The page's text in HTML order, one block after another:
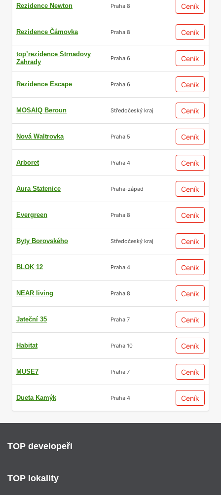
Rezidence Newton Praha 8 Ceník
Rezidence Čámovka Praha 8 Ceník
top’rezidence Strnadovy
Zahrady
Praha 6 Ceník
Rezidence Escape Praha 6 Ceník
MOSAIQ Beroun Středočeský kraj Ceník
Nová Waltrovka Praha 5 Ceník
Arboret Praha 4 Ceník
Aura Statenice Praha-západ Ceník
Evergreen Praha 8 Ceník
Byty Borovského Středočeský kraj Ceník
BLOK 12 Praha 4 Ceník
NEAR living Praha 8 Ceník
Jateční 35 Praha 7 Ceník
Habitat Praha 10 Ceník
MUSE7 Praha 7 Ceník
Dueta Kamýk Praha 4 Ceník
TOP developeři
TOP lokality